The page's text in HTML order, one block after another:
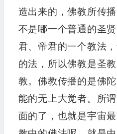
造出来的，佛教所传
不是哪一个普通的圣
君、帝君的一个教法
的法，所以佛教是圣
教。佛教传播的是佛
能的无上大觉者。所
面的了，也就是宇宙